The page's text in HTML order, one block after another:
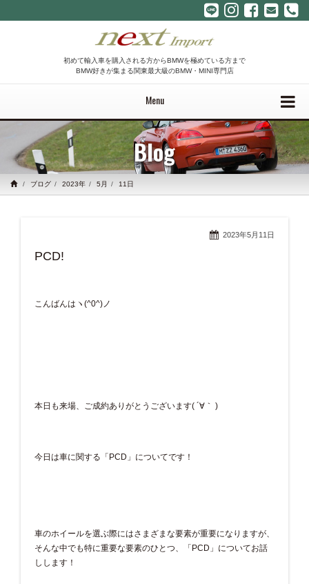
初めて輸入車を購入される方からBMWを極めている方まで
BMW好きが集まる関東最大級のBMW・MINI専門店
Menu
Blog
ブログ 2023年 5月 11日
2023年5月11日
PCD!
こんばんはヽ(^0^)ノ
本日も来場、ご成約ありがとうございます( ´∀｀ )
今日は車に関する「PCD」についてです！
車のホイールを選ぶ際にはさまざまな要素が重要になりますが、
そんな中でも特に重要な要素のひとつ、「PCD」についてお話
しします！